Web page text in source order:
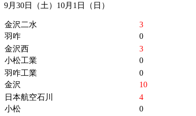
9月30日（土）10月1日（日）
金沢二水 3
羽咋
0
金沢西
3
小松工業
0
羽咋工業
0
金沢
10
日本航空石川
4
小松
0